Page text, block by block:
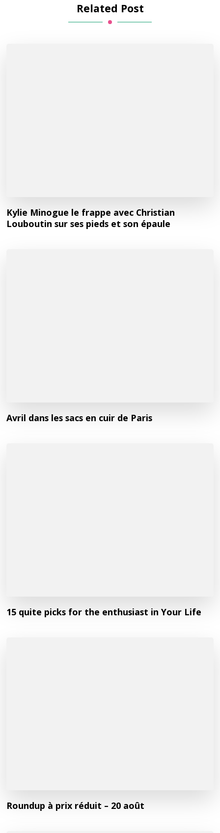
Related Post
Kylie Minogue le frappe avec Christian
Louboutin sur ses pieds et son épaule
Avril dans les sacs en cuir de Paris
15 quite picks for the enthusiast in Your Life
Roundup à prix réduit – 20 août